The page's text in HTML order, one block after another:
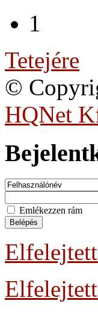
1
Tetejére
©
HQNet
Emlékezzen rám